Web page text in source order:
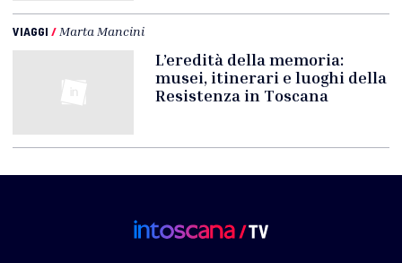
VIAGGI / Marta Mancini
L’eredità della memoria:
musei, itinerari e luoghi della
Resistenza in Toscana